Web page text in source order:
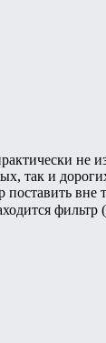
не
так и
поставить
фильтр